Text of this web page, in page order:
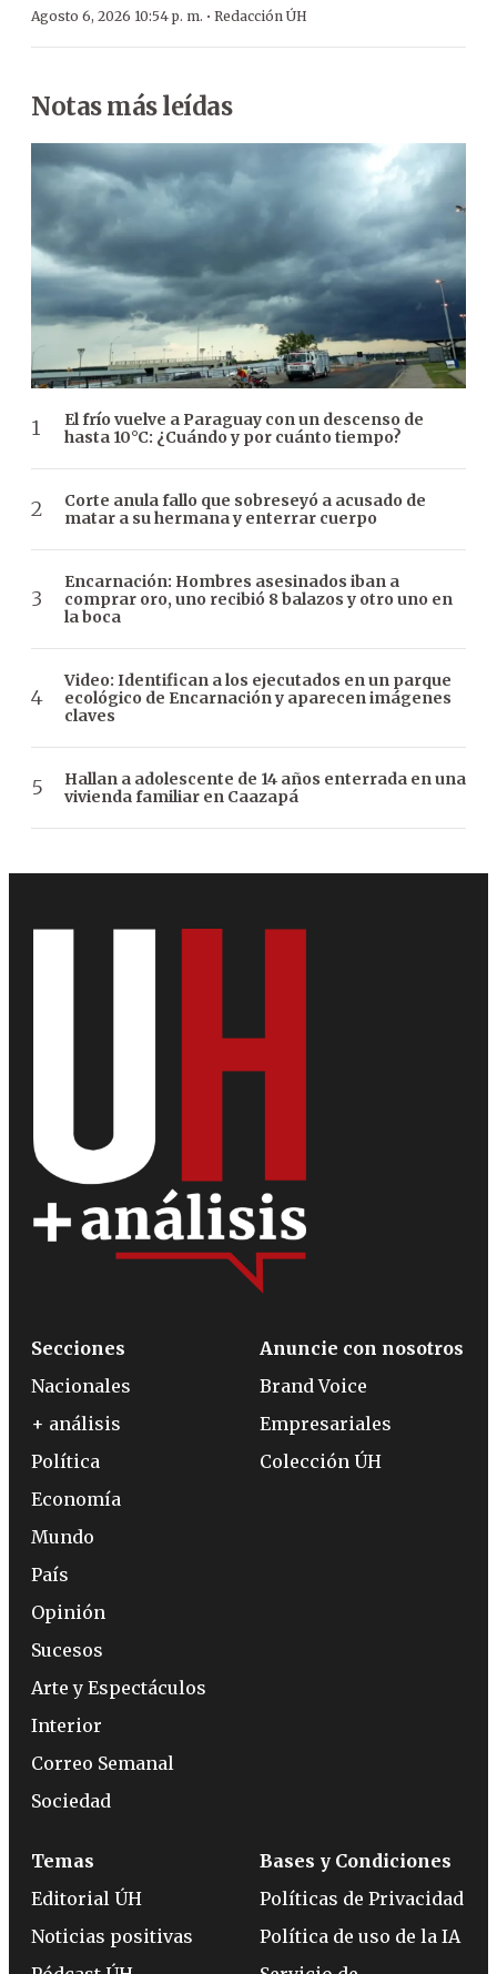
Agosto 6, 2026 10:54 p. m. · Redacción ÚH
Notas más leídas
El frío vuelve a Paraguay con un descenso de
hasta 10°C: ¿Cuándo y por cuánto tiempo?
Corte anula fallo que sobreseyó a acusado de
matar a su hermana y enterrar cuerpo
Encarnación: Hombres asesinados iban a
comprar oro, uno recibió 8 balazos y otro uno en
la boca
Video: Identifican a los ejecutados en un parque
ecológico de Encarnación y aparecen imágenes
claves
Hallan a adolescente de 14 años enterrada en una
vivienda familiar en Caazapá
Secciones
Nacionales
+ análisis
Política
Economía
Mundo
País
Opinión
Sucesos
Arte y Espectáculos
Interior
Correo Semanal
Sociedad
Anuncie con nosotros
Brand Voice
Empresariales
Colección ÚH
Temas
Editorial ÚH
Noticias positivas
Bases y Condiciones
Políticas de Privacidad
Política de uso de la IA